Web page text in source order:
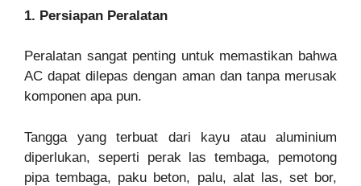
1. Persiapan Peralatan
Peralatan sangat penting untuk memastikan bahwa
AC dapat dilepas dengan aman dan tanpa merusak
komponen apa pun.
Tangga yang terbuat dari kayu atau aluminium
diperlukan, seperti perak las tembaga, pemotong
pipa tembaga, paku beton, palu, alat las, set bor,